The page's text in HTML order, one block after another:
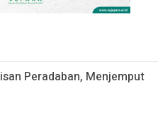
Peradaban, Menjemput